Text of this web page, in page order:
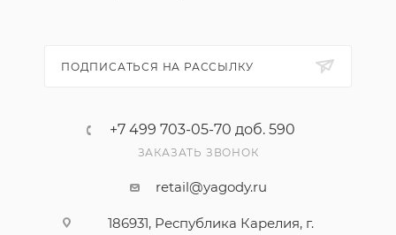
ПОДПИСАТЬСЯ НА РАССЫЛКУ
+7 499 703-05-70 доб. 590
ЗАКАЗАТЬ ЗВОНОК
retail@yagody.ru
186931, Республика Карелия, г.